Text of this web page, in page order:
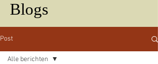
Blogs
Post
Alle berichten